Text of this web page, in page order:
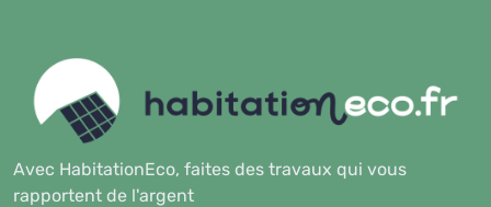
Avec HabitationEco, faites des travaux qui vous
rapportent de l'argent